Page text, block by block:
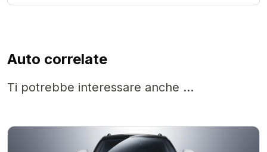
Auto correlate
Ti potrebbe interessare anche ...